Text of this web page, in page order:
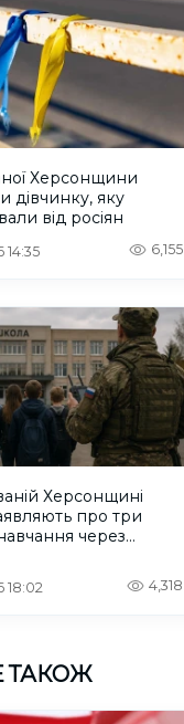
Херсонщини
дівчинку, яку
від росіян
14:35 6,155
Херсонщині
про три
через
18:02 4,318
ТАКОЖ